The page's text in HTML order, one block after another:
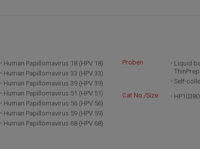
Human Papillomavirus 18 (HPV 18)
Human Papillomavirus 33 (HPV 33)
Human Papillomavirus 39 (HPV 39)
Human Papillomavirus 51 (HPV 51)
Human Papillomavirus 56 (HPV 56)
Human Papillomavirus 59 (HPV 59)
Human Papillomavirus 68 (HPV 68)
Proben
Liquid
Self-
Cat No./Size